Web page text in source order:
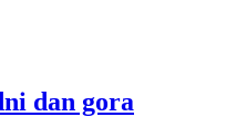
dan gora